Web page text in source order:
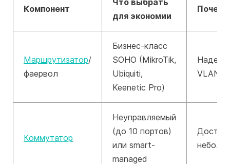
Компонент
Что выбрать
для экономии
Маршрутизатор/
фаервол
Бизнес-класс
SOHO (MikroTik,
Ubiquiti,
Keenetic Pro)
VLAN,
Коммутатор
Неуправляемый
(до 10 портов)
или smart-
managed